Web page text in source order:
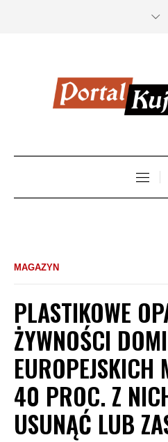
MAGAZYN
PLASTIKOWE
ŻYWNOŚCI
EUROPEJSKICH
40 PROC. Z
USUNĄĆ LUB